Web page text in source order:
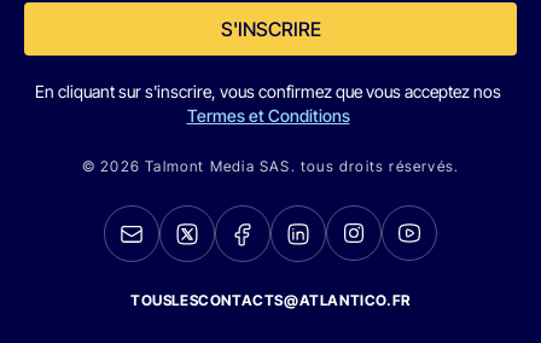
S'INSCRIRE
En cliquant sur s'inscrire, vous confirmez que vous acceptez nos
Termes et Conditions
© 2026 Talmont Media SAS. tous droits réservés.
TOUSLESCONTACTS@ATLANTICO.FR